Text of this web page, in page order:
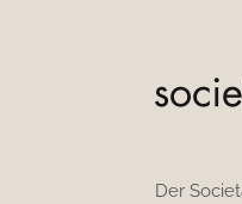
Der